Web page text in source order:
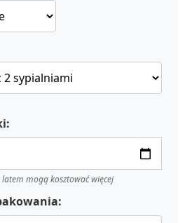
mogą kosztować więcej